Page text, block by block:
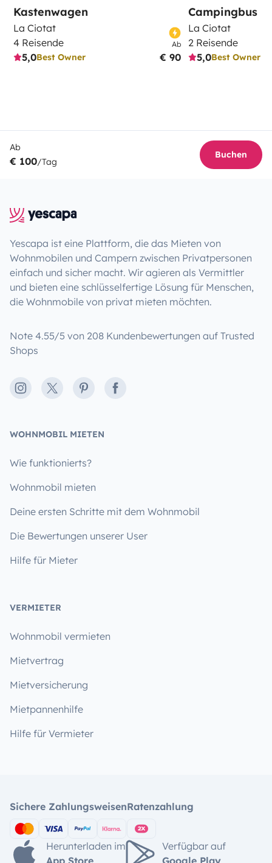
Kastenwagen
La Ciotat
4 Reisende
5,0Best Owner
Ab
€ 90
Campingbus
La Ciotat
2 Reisende
5,0Best Owner
Ab
€ 100/Tag
Buchen
Yescapa ist eine Plattform, die das Mieten von
Wohnmobilen und Campern zwischen Privatpersonen
einfach und sicher macht. Wir agieren als Vermittler
und bieten eine schlüsselfertige Lösung für Menschen,
die Wohnmobile von privat mieten möchten.
Note 4.55/5 von 208 Kundenbewertungen auf Trusted
Shops
Instagram
X PinterestFacebook
WOHNMOBIL MIETEN
Wie funktionierts?
Wohnmobil mieten
Deine ersten Schritte mit dem Wohnmobil
Die Bewertungen unserer User
Hilfe für Mieter
VERMIETER
Wohnmobil vermieten
Mietvertrag
Mietversicherung
Mietpannenhilfe
Hilfe für Vermieter
Sichere ZahlungsweisenRatenzahlung
Herunterladen im
App Store
Verfügbar auf
Google Play